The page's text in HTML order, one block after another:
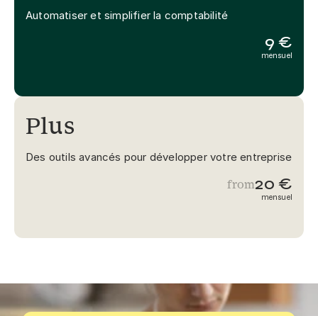
Automatiser et simplifier la comptabilité
9 €
mensuel
Plus
Des outils avancés pour développer votre entreprise
from20 €
mensuel